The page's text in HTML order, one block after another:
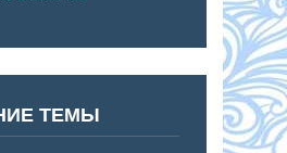
ТЕМЫ